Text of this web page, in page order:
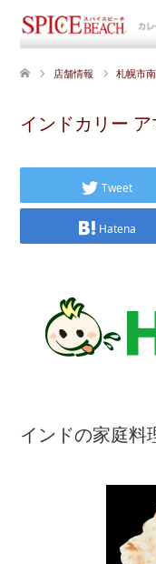
店舗情報 札幌市
インドカリー ア
Tweet
Hatena
インドの家庭料